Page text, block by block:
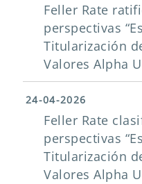
Feller Rate
perspectivas
Titularización
Valores Alpha
24-04-2026
Feller Rate
perspectivas
Titularización
Valores Alpha